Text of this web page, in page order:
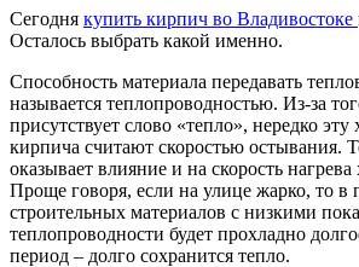
Сегодня купить кирпич во Владивостоке
Осталось выбрать какой именно.
Способность материала передавать
называется теплопроводностью. Из-за
присутствует слово «тепло», нередко эту
кирпича считают скоростью остывания.
оказывает влияние и на скорость
Проще говоря, если на улице жарко, то
строительных материалов с низкими
теплопроводности будет прохладно
период – долго сохранится тепло.